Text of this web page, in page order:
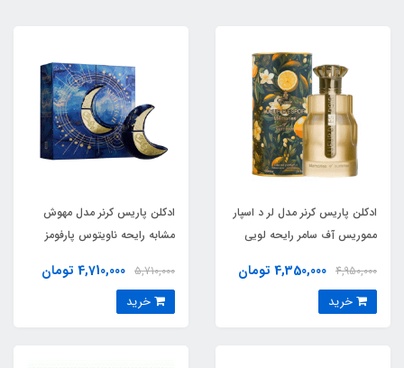
ادکلن پاریس کرنر مدل لر د اسپار
مموریس آف سامر رایحه لویی
سیمفونی ( Lueur d’Espoir
4,950,000 4,350,000 تومان
ادکلن پاریس کرنر مدل مهوش
مشابه رایحه ناویتوس پارفومز
)Navitus Parfums Baklava
Royale
5,710,000 4,710,000 تومان